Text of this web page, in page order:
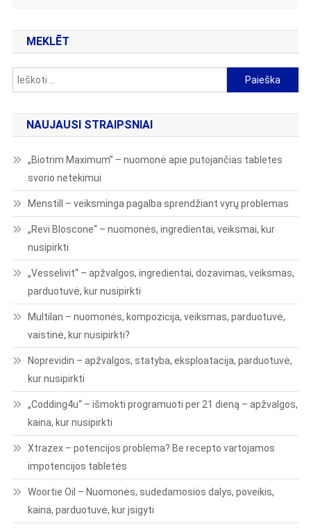
MEKLĒT
Ieškoti:
NAUJAUSI STRAIPSNIAI
„Biotrim Maximum” – nuomonė apie putojančias tabletes
svorio netekimui
Menstill – veiksminga pagalba sprendžiant vyrų problemas
„Revi Bloscone“ – nuomonės, ingredientai, veiksmai, kur
nusipirkti
„Vesselivit“ – apžvalgos, ingredientai, dozavimas, veiksmas,
parduotuvė, kur nusipirkti
Multilan – nuomonės, kompozicija, veiksmas, parduotuvė,
vaistinė, kur nusipirkti?
Noprevidin – apžvalgos, statyba, eksploatacija, parduotuvė,
kur nusipirkti
„Codding4u“ – išmokti programuoti per 21 dieną – apžvalgos,
kaina, kur nusipirkti
Xtrazex – potencijos problema? Be recepto vartojamos
impotencijos tabletės
Woortie Oil – Nuomonės, sudedamosios dalys, poveikis,
kaina, parduotuvė, kur įsigyti